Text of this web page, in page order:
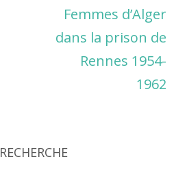
Femmes d’Alger
dans la prison de
Rennes 1954-
1962
RECHERCHE